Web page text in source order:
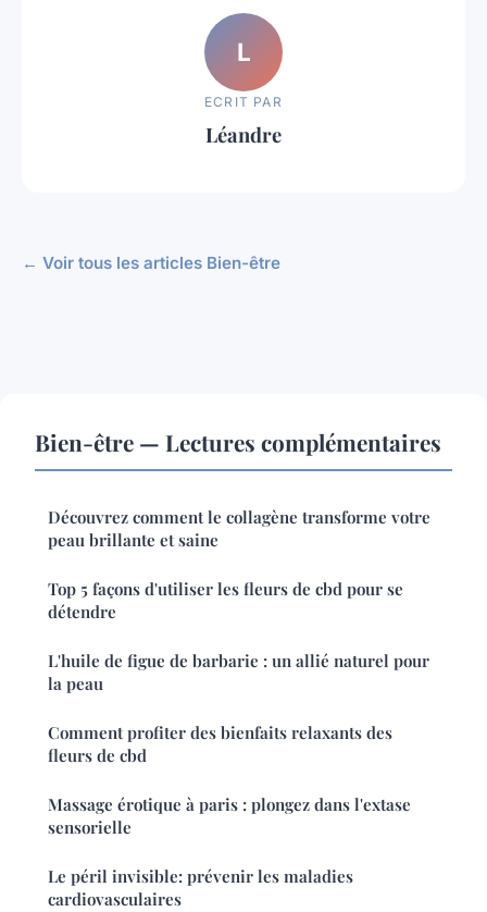
L
ECRIT PAR
Léandre
← Voir tous les articles Bien-être
Bien-être — Lectures complémentaires
Découvrez comment le collagène transforme votre
peau brillante et saine
Top 5 façons d'utiliser les fleurs de cbd pour se
détendre
L'huile de figue de barbarie : un allié naturel pour
la peau
Comment profiter des bienfaits relaxants des
fleurs de cbd
Massage érotique à paris : plongez dans l'extase
sensorielle
Le péril invisible: prévenir les maladies
cardiovasculaires